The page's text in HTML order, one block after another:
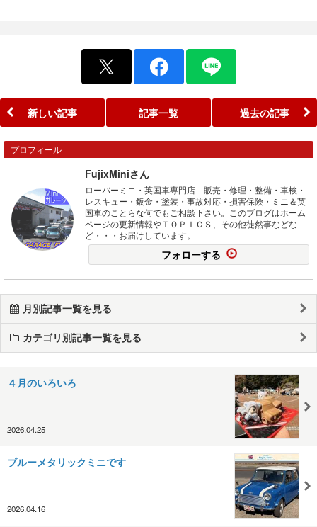
新しい記事 記事一覧 過去の記事
プロフィール
FujixMiniさん
ローバーミニ・英国車専門店 販売・修理・整備・車検・
レスキュー・鈑金・塗装・事故対応・損害保険・ミニ＆英
国車のことらな何でもご相談下さい。このブログはホーム
ページの更新情報やＴＯＰＩＣＳ、その他徒然事などな
ど・・・お届けしています。
フォローする
月別記事一覧を見る
カテゴリ別記事一覧を見る
４月のいろいろ
2026.04.25
ブルーメタリックミニです
2026.04.16